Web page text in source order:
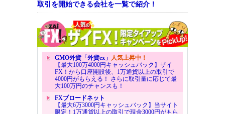
取引を開始できる会社を一覧で紹介！
GMO外貨「外貨ex」 人気上昇中！
【最大100万4000円キャッシュバック】ザイ
FX！から口座開設後、1万通貨以上の取引で
4000円がもらえる！ さらに取引量に応じて最
大100万円のチャンスも！
FXブロードネット
【最大6万3000円キャッシュバック】当サイト
限定！1万通貨以上の取引で現金3000円がもら